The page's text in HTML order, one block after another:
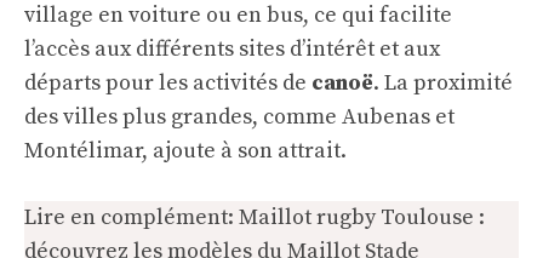
village en voiture ou en bus, ce qui facilite
l’accès aux différents sites d’intérêt et aux
départs pour les activités de canoë. La proximité
des villes plus grandes, comme Aubenas et
Montélimar, ajoute à son attrait.
Lire en complément: Maillot rugby Toulouse :
découvrez les modèles du Maillot Stade